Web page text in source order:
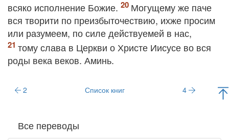
всяко исполнение Божие.
Могущему же паче
вся творити по преизбыточествию, ихже просим
или разумеем, по силе действуемей в нас,
тому слава в Церкви о Христе Иисусе во вся
роды века веков. Аминь.
2 Список книг 4
Все переводы